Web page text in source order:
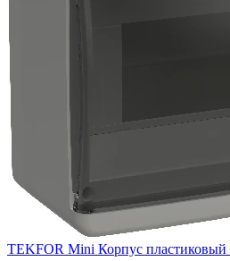
TEKFOR Mini Корпус